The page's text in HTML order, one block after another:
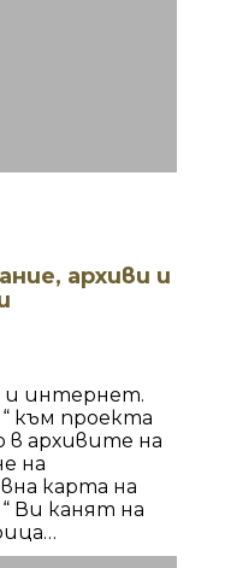
архиви и
и интернет.
към проекта
в архивите на
на
карта на
Ви канят на
И